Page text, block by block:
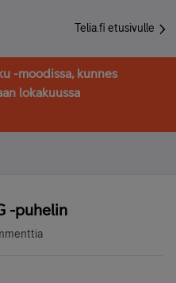
Telia.fi etusivulle
-moodissa, kunnes
lokakuussa
-puhelin